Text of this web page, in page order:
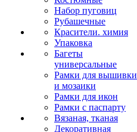
Набор пуговиц
Рубашечные
Красители. химия
Упаковка
Багеты
универсальные
Рамки для вышивки
и мозаики
Рамки для икон
Рамки с паспарту
Вязаная, тканая
Декоративная